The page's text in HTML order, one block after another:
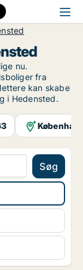
nu.
fra
kan skabe
i Hedensted.
Søg